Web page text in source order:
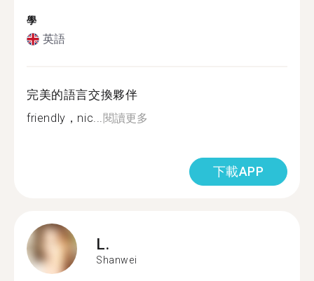
學
英語
完美的語言交換夥伴
friendly，nic...閱讀更多
下載APP
L.
Shanwei